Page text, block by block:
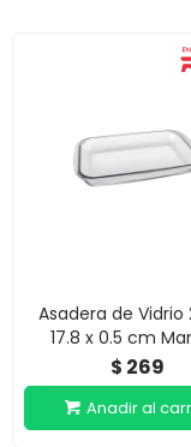
Asadera de Vidrio
17.8 x 0.5 cm
$ 269